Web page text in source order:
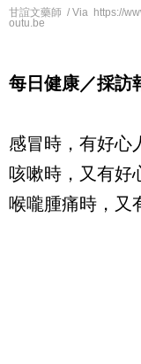
甘誼文藥師 / Via https://
outu.be
每日健康／採訪
感冒時，有好心
咳嗽時，又有好
喉嚨腫痛時，又